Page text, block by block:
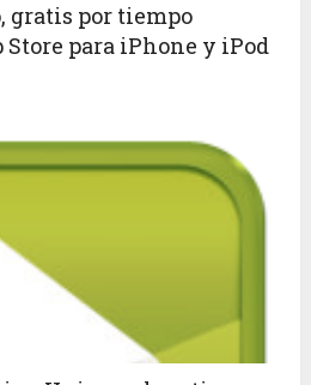
gratis por tiempo
para iPhone y iPod